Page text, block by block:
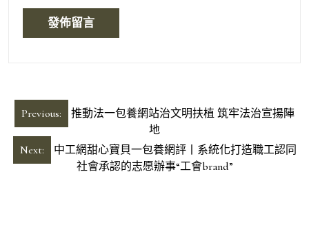
文
章
導
Previous:
推動法一包養網站治文明扶植 筑牢法治宣揚陣
地
Next:
中工網甜心寶貝一包養網評丨系統化打造職工認同
社會承認的志愿辦事“工會brand”